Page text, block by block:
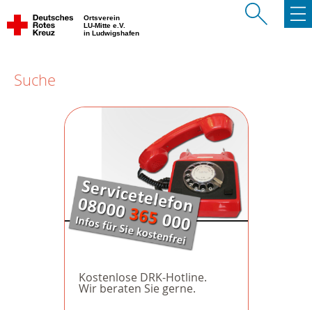
Ortsverein
LU-Mitte e.V.
in Ludwigshafen
Suche
Kostenlose DRK-Hotline.
Wir beraten Sie gerne.